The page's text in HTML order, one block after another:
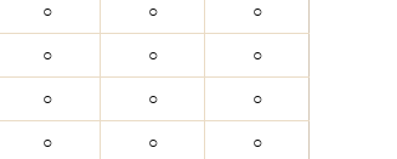
○ ○ ○
○ ○ ○
○ ○ ○
○ ○ ○